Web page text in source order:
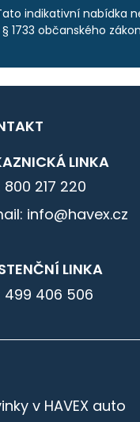
indikativní nabídka
1733 občanského
LINKA
800 217 220
info@havex.cz
LINKA
499 406 506
v HAVEX auto